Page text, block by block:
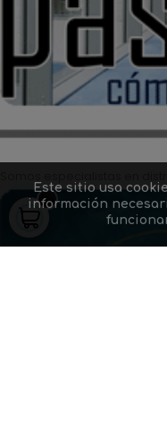
Este sitio usa
información